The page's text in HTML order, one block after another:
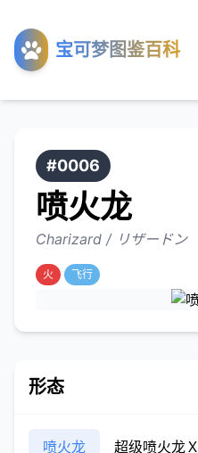
宝可梦图鉴百科
工具
关于
#0006
喷火龙
Charizard / リザードン
火 飞行
形态
喷火龙 超级喷火龙Ｘ